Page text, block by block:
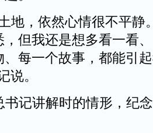
地，依然心情很不平静
但我还是想多看一看
每一个故事，都能引
说。
记讲解时的情形，纪